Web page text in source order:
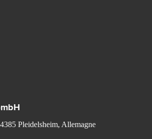
Pleidelsheim, Allemagne